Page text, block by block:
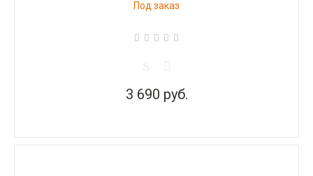
Под заказ
3 690 руб.